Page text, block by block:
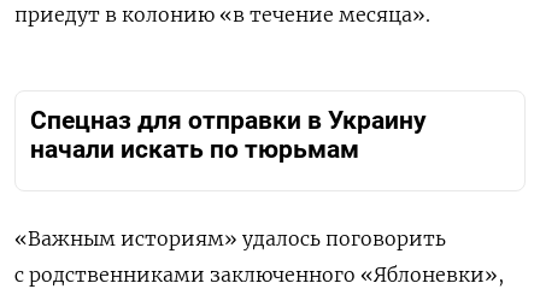
приедут в колонию «в течение месяца».
Спецназ для отправки в Украину
начали искать по тюрьмам
«Важным историям» удалось поговорить
с родственниками заключенного «Яблоневки»,